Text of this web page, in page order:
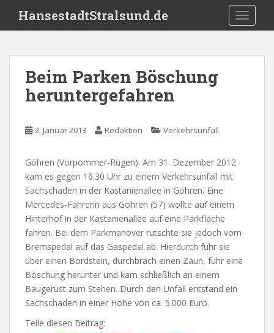
i
HansestadtStralsund.de
Beim Parken Böschung
heruntergefahren
2. Januar 2013 Redaktion Verkehrsunfall
Göhren (Vorpommer-Rügen). Am 31. Dezember 2012
kam es gegen 16.30 Uhr zu einem Verkehrsunfall mit
Sachschaden in der Kastanienallee in Göhren. Eine
Mercedes-Fahrerin aus Göhren (57) wollte auf einem
Hinterhof in der Kastanienallee auf eine Parkfläche
fahren. Bei dem Parkmanöver rutschte sie jedoch vom
Bremspedal auf das Gaspedal ab. Hierdurch fuhr sie
über einen Bordstein, durchbrach einen Zaun, fuhr eine
Böschung herunter und kam schließlich an einem
Baugerüst zum Stehen. Durch den Unfall entstand ein
Sachschaden in einer Höhe von ca. 5.000 Euro.
Teile diesen Beitrag: